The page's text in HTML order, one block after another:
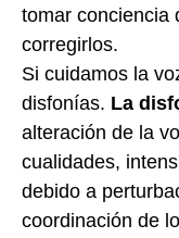
tomar conciencia
corregirlos.
Si cuidamos la
disfonías. La
alteración de la
cualidades,
debido a
coordinación de